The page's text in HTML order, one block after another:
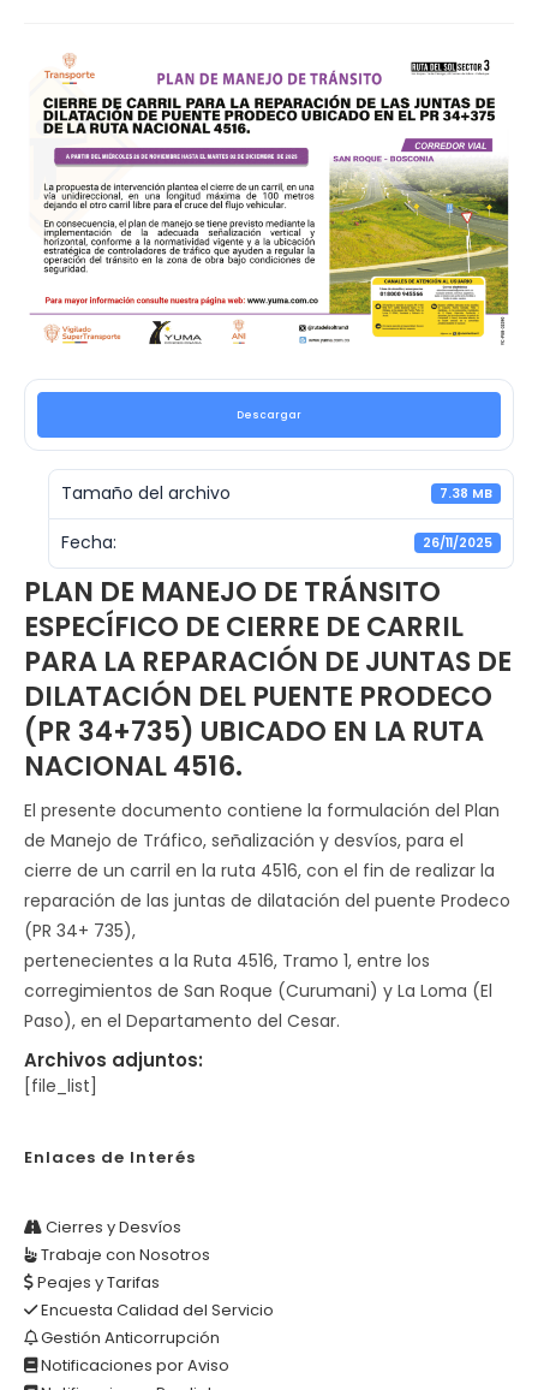
Descargar
Tamaño del archivo 7.38 MB
Fecha: 26/11/2025
PLAN DE MANEJO DE TRÁNSITO
ESPECÍFICO DE CIERRE DE CARRIL
PARA LA REPARACIÓN DE JUNTAS DE
DILATACIÓN DEL PUENTE PRODECO
(PR 34+735) UBICADO EN LA RUTA
NACIONAL 4516.
El presente documento contiene la formulación del Plan
de Manejo de Tráfico, señalización y desvíos, para el
cierre de un carril en la ruta 4516, con el fin de realizar la
reparación de las juntas de dilatación del puente Prodeco
(PR 34+ 735),
pertenecientes a la Ruta 4516, Tramo 1, entre los
corregimientos de San Roque (Curumani) y La Loma (El
Paso), en el Departamento del Cesar.
Archivos adjuntos:
[file_list]
Enlaces de Interés
Cierres y Desvíos
Trabaje con Nosotros
Peajes y Tarifas
Encuesta Calidad del Servicio
Gestión Anticorrupción
Notificaciones por Aviso